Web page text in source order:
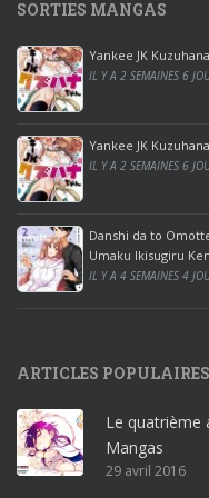
0
p
r
o
o
ff
i
c
e
2
0
1
r
o
ff
i
SORTIES MANGAS
Yankee JK
IL Y A 2 SEMAINES 6
Yankee JK
IL Y A 2 SEMAINES 6
Danshi da to
Umaku Ikisugiru
IL Y A 4 SEMAINES 4
ARTICLES POPULAIRES
Le quatrième
Mangas
29 avril 2016